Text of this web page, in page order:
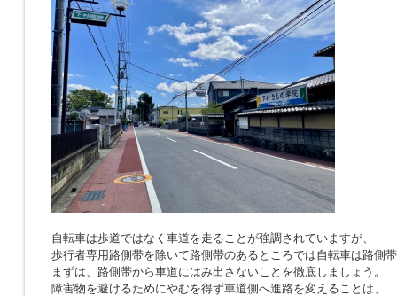
自転車は歩道ではなく車道を走ることが強調されていますが、
歩行者専用路側帯を除いて路側帯のあるところでは自転車は路側
まずは、路側帯から車道にはみ出さないことを徹底しましょう。
障害物を避けるためにやむを得ず車道側へ進路を変えることは、